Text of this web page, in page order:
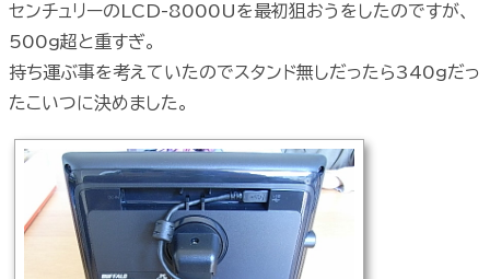
センチュリーのLCD-8000Uを最初狙おうをしたのですが、
500g超と重すぎ。
持ち運ぶ事を考えていたのでスタンド無しだったら340gだっ
たこいつに決めました。